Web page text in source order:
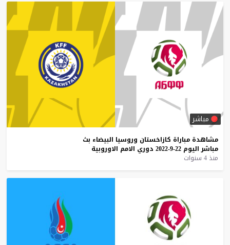
مباشر
مشاهدة مباراة كازاخستان وروسيا البيضاء بث
مباشر اليوم 22-9-2022 دوري الامم الاوروبية
منذ 4 سنوات